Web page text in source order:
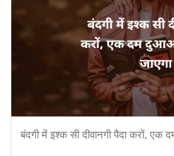
बंदगी में इश्क सी दीवानगी पैदा करों,